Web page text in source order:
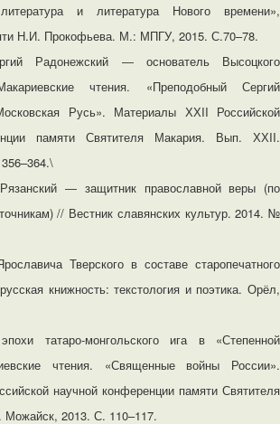
и литература Нового времени»,
Н.И. Прокофьева. М.: МПГУ, 2015. С.70–78.
Радонежский ― основатель Высоцкого
чтения. «Преподобный Сергий
Русь». Материалы ХХII Российской
памяти Святителя Макария. Вып. ХХII.
― защитник православной веры (по
// Вестник славянских культур. 2014. №
Тверского в составе старопечатного
книжность: текстология и поэтика. Орёл,
татаро-монгольского ига в «Степенной
чтения. «Священные войны России».
научной конференции памяти Святителя
2013. С. 110–117.